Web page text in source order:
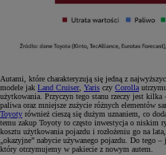
Autami, które charakteryzują się jedną z
modele jak Land Cruiser, Yaris czy Corolla
użytkowania. Przyczyn tego stanu rzeczy jest
paliwa oraz mniejsze zużycie różnych elementów
Toyoty również cieszą się dużym uznaniem, co
temu zakup Toyoty to często inwestycja o niskim
kosztu użytkowania pojazdu i rozłożeniu go na
„okazyjne” nabycie używanego pojazdu. Do tego
który otrzymujemy w pakiecie z nowym autem.